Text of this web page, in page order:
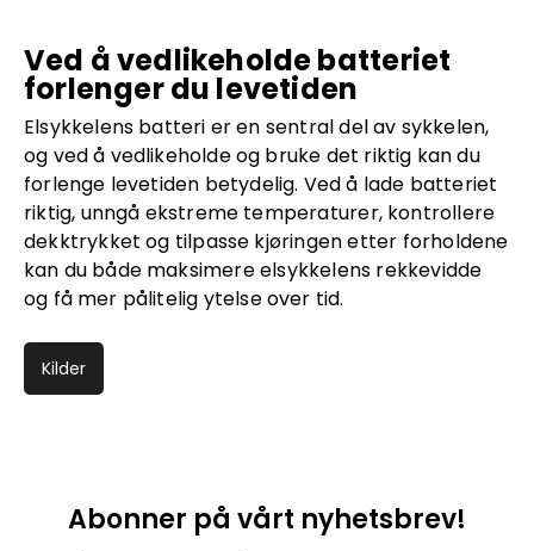
Ved å vedlikeholde batteriet
forlenger du levetiden
Elsykkelens batteri er en sentral del av sykkelen,
og ved å vedlikeholde og bruke det riktig kan du
forlenge levetiden betydelig. Ved å lade batteriet
riktig, unngå ekstreme temperaturer, kontrollere
dekktrykket og tilpasse kjøringen etter forholdene
kan du både maksimere elsykkelens rekkevidde
og få mer pålitelig ytelse over tid.
Kilder
Abonner på vårt nyhetsbrev!